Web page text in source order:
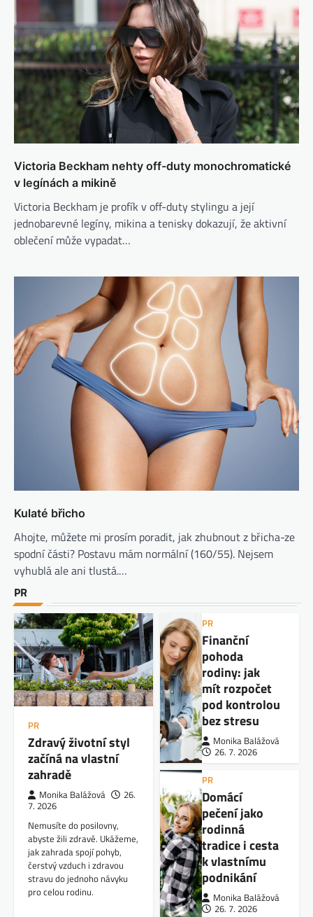
Victoria Beckham nehty off-duty monochromatické
v legínách a mikině
Victoria Beckham je profík v off-duty stylingu a její
jednobarevné legíny, mikina a tenisky dokazují, že aktivní
oblečení může vypadat…
Kulaté břicho
Ahojte, můžete mi prosím poradit, jak zhubnout z břicha-ze
spodní části? Postavu mám normální (160/55). Nejsem
vyhublá ale ani tlustá.…
PR
PR
Zdravý životní styl
začíná na vlastní
zahradě
Monika Balážová
26.
7. 2026
Nemusíte do posilovny,
abyste žili zdravě. Ukážeme,
jak zahrada spojí pohyb,
čerstvý vzduch i zdravou
stravu do jednoho návyku
pro celou rodinu.
PR
Finanční
pohoda
rodiny: jak
mít rozpočet
pod kontrolou
bez stresu
Monika Balážová
26. 7. 2026
PR
Domácí
pečení jako
rodinná
tradice i cesta
k vlastnímu
podnikání
Monika Balážová
26. 7. 2026